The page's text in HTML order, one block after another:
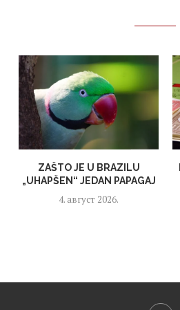
ZAŠTO JE U BRAZILU
„UHAPŠEN“ JEDAN PAPAGAJ
4. август 2026.